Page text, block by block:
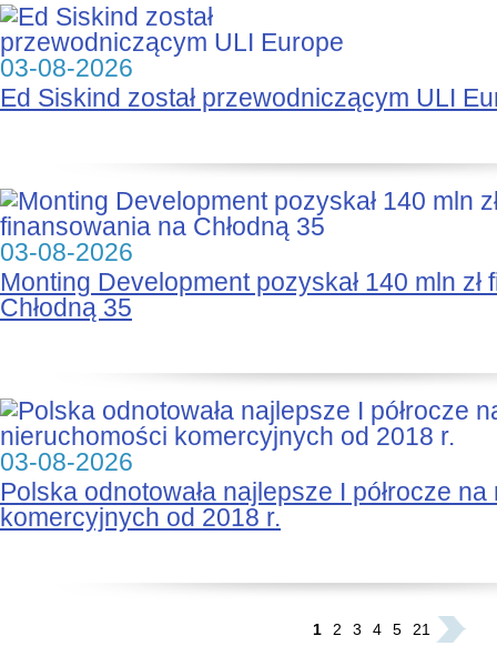
03-08-2026
Ed Siskind został przewodniczącym ULI
03-08-2026
Monting Development pozyskał 140 mln zł
Chłodną 35
03-08-2026
Polska odnotowała najlepsze I półrocze
komercyjnych od 2018 r.
1 2 3 4 5 21